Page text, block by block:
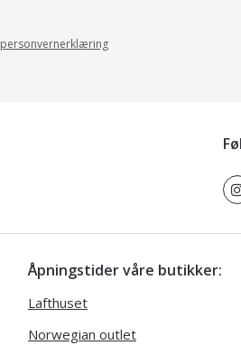
personvernerklæring
Åpningstider våre
Lafthuset
Norwegian outlet